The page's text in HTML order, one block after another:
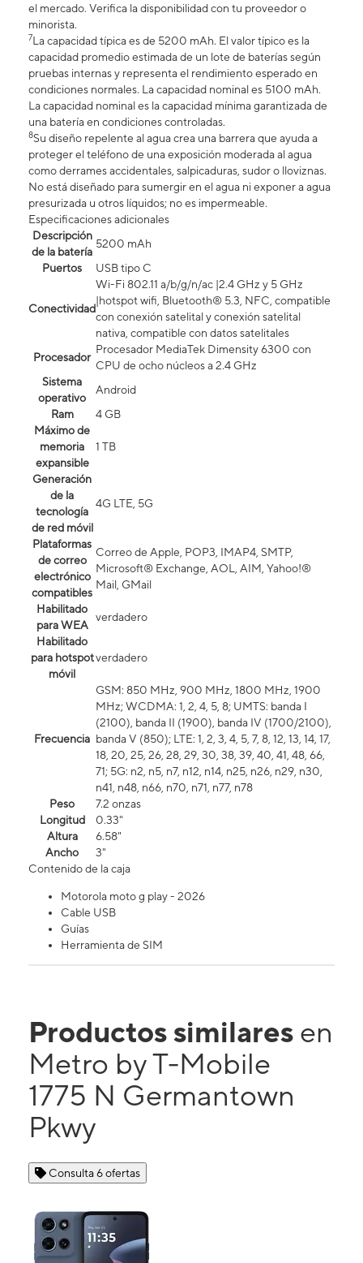
el mercado. Verifica la disponibilidad con tu proveedor o
minorista.
7La capacidad típica es de 5200 mAh. El valor típico es la
capacidad promedio estimada de un lote de baterías según
pruebas internas y representa el rendimiento esperado en
condiciones normales. La capacidad nominal es 5100 mAh.
La capacidad nominal es la capacidad mínima garantizada de
una batería en condiciones controladas.
8Su diseño repelente al agua crea una barrera que ayuda a
proteger el teléfono de una exposición moderada al agua
como derrames accidentales, salpicaduras, sudor o lloviznas.
No está diseñado para sumergir en el agua ni exponer a agua
presurizada u otros líquidos; no es impermeable.
Especificaciones adicionales
Descripción
de la batería
5200 mAh
Puertos
USB tipo C
Conectividad
Wi-Fi 802.11 a/b/g/n/ac |2.4 GHz y 5 GHz
|hotspot wifi, Bluetooth® 5.3, NFC, compatible
con conexión satelital y conexión satelital
nativa, compatible con datos satelitales
Procesador
Procesador MediaTek Dimensity 6300 con
CPU de ocho núcleos a 2.4 GHz
Sistema
operativo
Android
Ram
4 GB
Máximo de
memoria
expansible
1 TB
Generación
de la
tecnología
de red móvil
4G LTE, 5G
Plataformas
de correo
electrónico
compatibles
Correo de Apple, POP3, IMAP4, SMTP,
Microsoft® Exchange, AOL, AIM, Yahoo!®
Mail, GMail
Habilitado
para WEA
verdadero
Habilitado
para hotspot
móvil
verdadero
Frecuencia
GSM: 850 MHz, 900 MHz, 1800 MHz, 1900
MHz; WCDMA: 1, 2, 4, 5, 8; UMTS: banda I
(2100), banda II (1900), banda IV (1700/2100),
banda V (850); LTE: 1, 2, 3, 4, 5, 7, 8, 12, 13, 14, 17,
18, 20, 25, 26, 28, 29, 30, 38, 39, 40, 41, 48, 66,
71; 5G: n2, n5, n7, n12, n14, n25, n26, n29, n30,
n41, n48, n66, n70, n71, n77, n78
Peso
7.2 onzas
Longitud
0.33"
Altura
6.58"
Ancho
3"
Contenido de la caja
Motorola moto g play - 2026
Cable USB
Guías
Herramienta de SIM
Productos similares en
Metro by T-Mobile
1775 N Germantown
Pkwy
Consulta 6 ofertas